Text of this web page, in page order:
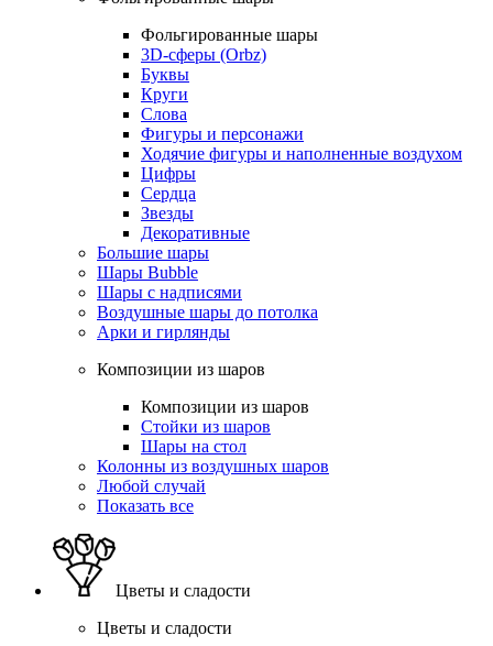
Фольгированные шары
3D-сферы (Orbz)
Буквы
Круги
Слова
Фигуры и персонажи
Ходячие фигуры и наполненные воздухом
Цифры
Сердца
Звезды
Декоративные
Большие шары
Шары Bubble
Шары с надписями
Воздушные шары до потолка
Арки и гирлянды
Композиции из шаров
Композиции из шаров
Стойки из шаров
Шары на стол
Колонны из воздушных шаров
Любой случай
Показать все
Цветы и сладости
Цветы и сладости